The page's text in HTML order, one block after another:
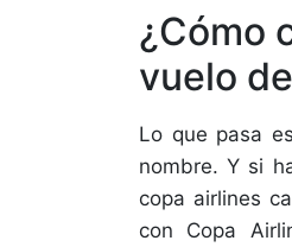
¿Cómo
vuelo
Lo que pasa
nombre. Y si
copa airlines
con Copa